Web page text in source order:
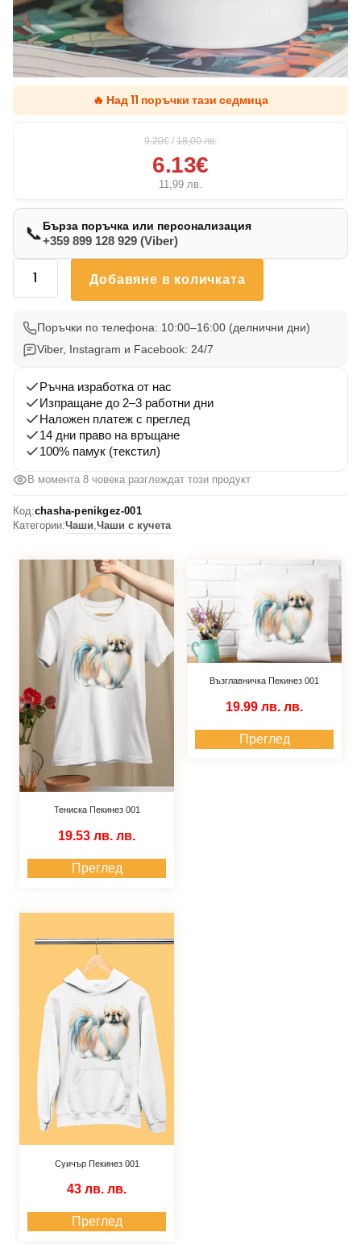
🔥 Над 11 поръчки тази седмица
9.20€ / 18,00лв.
6.13€
11,99 лв.
📞Бърза поръчка или персонализация
+359 899 128 929 (Viber)
количество
Пекинез
001
Добавяне в количката
Поръчки по телефона: 10:00–16:00 (делнични дни)
Viber, Instagram и Facebook: 24/7
Ръчна изработка от нас
Изпращане до 2–3 работни дни
Наложен платеж с преглед
14 дни право на връщане
100% памук (текстил)
В момента 8 човека разглеждат този продукт
Код:chasha-penikgez-001
Категории:Чаши Чаши с кучета
Тениска Пекинез 001
19.53 лв. лв.
Преглед
Възглавничка Пекинез 001
19.99 лв. лв.
Преглед
Суичър Пекинез 001
43 лв. лв.
Преглед